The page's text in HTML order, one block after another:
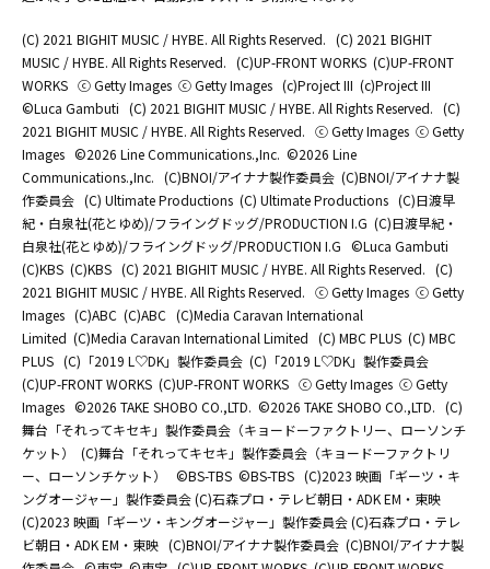
(C) 2021 BIGHIT MUSIC / HYBE. All Rights Reserved. (C) 2021 BIGHIT
MUSIC / HYBE. All Rights Reserved. (C)UP-FRONT WORKS (C)UP-FRONT
WORKS ⓒ Getty Images ⓒ Getty Images (c)Project III (c)Project III
©Luca Gambuti (C) 2021 BIGHIT MUSIC / HYBE. All Rights Reserved. (C)
2021 BIGHIT MUSIC / HYBE. All Rights Reserved. ⓒ Getty Images ⓒ Getty
Images ©2026 Line Communications.,Inc. ©2026 Line
Communications.,Inc. (C)BNOI/アイナナ製作委員会 (C)BNOI/アイナナ製
作委員会 (C) Ultimate Productions (C) Ultimate Productions (C)日渡早
紀・白泉社(花とゆめ)/フライングドッグ/PRODUCTION I.G (C)日渡早紀・
白泉社(花とゆめ)/フライングドッグ/PRODUCTION I.G ©Luca Gambuti
(C)KBS (C)KBS (C) 2021 BIGHIT MUSIC / HYBE. All Rights Reserved. (C)
2021 BIGHIT MUSIC / HYBE. All Rights Reserved. ⓒ Getty Images ⓒ Getty
Images (C)ABC (C)ABC (C)Media Caravan International
Limited (C)Media Caravan International Limited (C) MBC PLUS (C) MBC
PLUS (C)「2019 L♡DK」製作委員会 (C)「2019 L♡DK」製作委員会
(C)UP-FRONT WORKS (C)UP-FRONT WORKS ⓒ Getty Images ⓒ Getty
Images ©2026 TAKE SHOBO CO.,LTD. ©2026 TAKE SHOBO CO.,LTD. (C)
舞台「それってキセキ」製作委員会（キョードーファクトリー、ローソンチ
ケット）
(C)舞台「それってキセキ」製作委員会（キョードーファクトリ
ー、ローソンチケット）
©BS-TBS ©BS-TBS (C)2023 映画「ギーツ・キ
ングオージャー」製作委員会 (C)石森プロ・テレビ朝日・ADK EM・東映
(C)2023 映画「ギーツ・キングオージャー」製作委員会 (C)石森プロ・テレ
ビ朝日・ADK EM・東映 (C)BNOI/アイナナ製作委員会 (C)BNOI/アイナナ製